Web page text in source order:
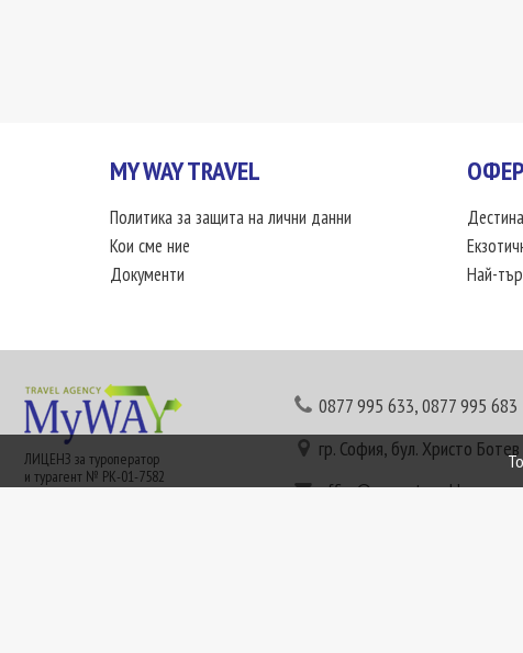
MY WAY TRAVEL
Политика за защита на лични данни
Кои сме ние
Документи
Най-
ЛИЦЕНЗ за туроператор
и турагент № РК-01-7582
0877 995 633,0877 995 683
гр. София, бул. Христо
office@mywaytravel.bg